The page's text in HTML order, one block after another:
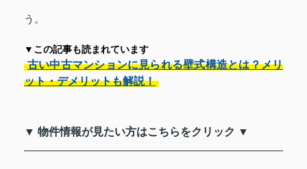
う。
▼この記事も読まれています
古い中古マンションに見られる壁式構造とは？メリ
ット・デメリットも解説！
▼ 物件情報が見たい方はこちらをクリック ▼